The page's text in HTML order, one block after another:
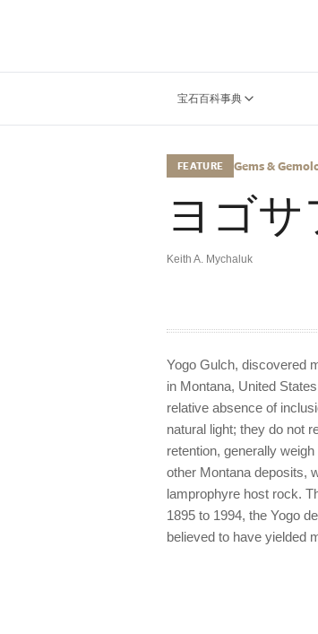
宝石百科事典
FEATURE Gems &
ヨゴ
Keith A. Mychaluk
Yogo Gulch, discovered
in Montana, United
relative absence of
natural light; they do not
retention, generally
other Montana deposits,
lamprophyre host rock.
1895 to 1994, the Yogo
believed to have yielded